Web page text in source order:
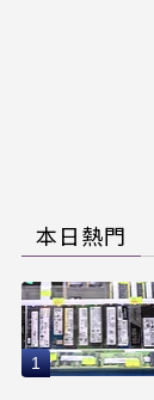
本日熱門